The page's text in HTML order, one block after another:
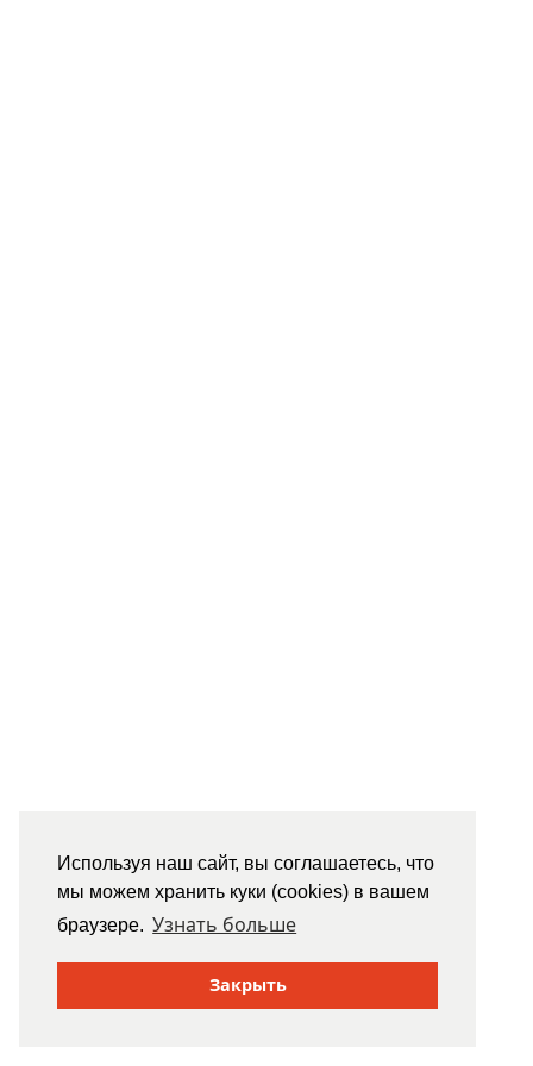
Используя наш сайт, вы соглашаетесь, что
мы можем хранить куки (cookies) в вашем
браузере. Узнать больше
Закрыть